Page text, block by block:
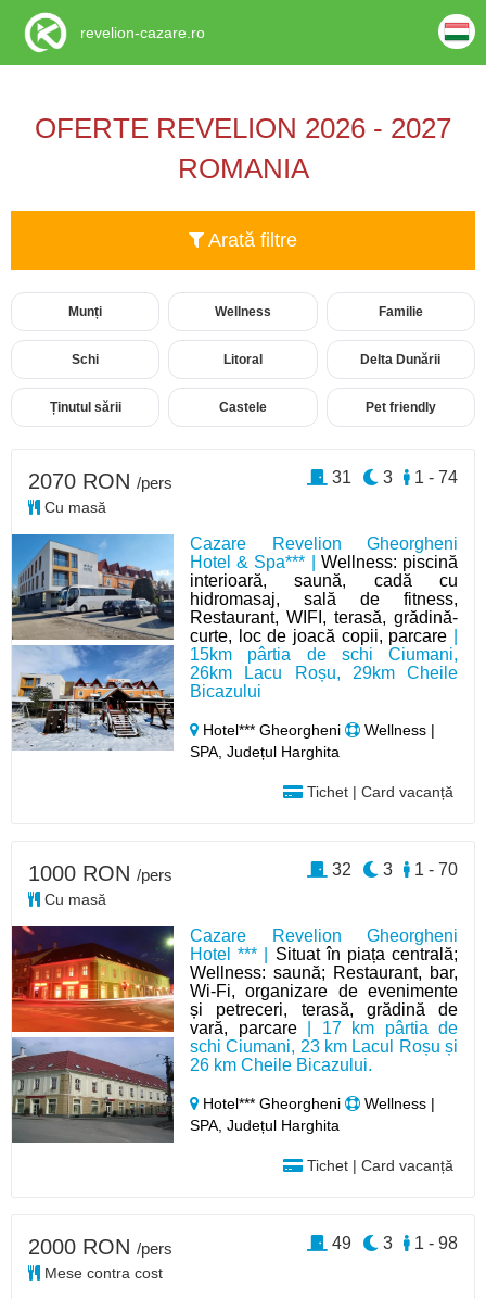
OFERTE REVELION 2026 - 2027
ROMANIA
Arată filtre
Munți Wellness Familie
Schi Litoral Delta Dunării
Ținutul sării Castele Pet friendly
Cazare Revelion Gheorgheni
Hotel & Spa*** | Wellness: piscină
interioară, saună, cadă cu
hidromasaj, sală de fitness,
Restaurant, WIFI, terasă, grădină-
curte, loc de joacă copii, parcare
15km pârtia de schi Ciumani,
26km Lacu Roșu, 29km Cheile
Bicazului
Hotel*** Gheorgheni
Wellness |
SPA, Județul Harghita
Tichet | Card vacanță
2070 RON /pers
Cu masă
1 - 74
3
31
Cazare Revelion Gheorgheni
Hotel *** | Situat în piața centrală;
Wellness: saună; Restaurant, bar,
Wi-Fi, organizare de evenimente
și petreceri, terasă, grădină de
vară, parcare| 17 km pârtia de
schi Ciumani, 23 km Lacul Roșu și
26 km Cheile Bicazului.
Hotel*** Gheorgheni
Wellness |
SPA, Județul Harghita
Tichet | Card vacanță
1000 RON /pers
Cu masă
1 - 70
3
32
2000 RON /pers
Mese contra cost
1 - 98
3
49
revelion-cazare.ro